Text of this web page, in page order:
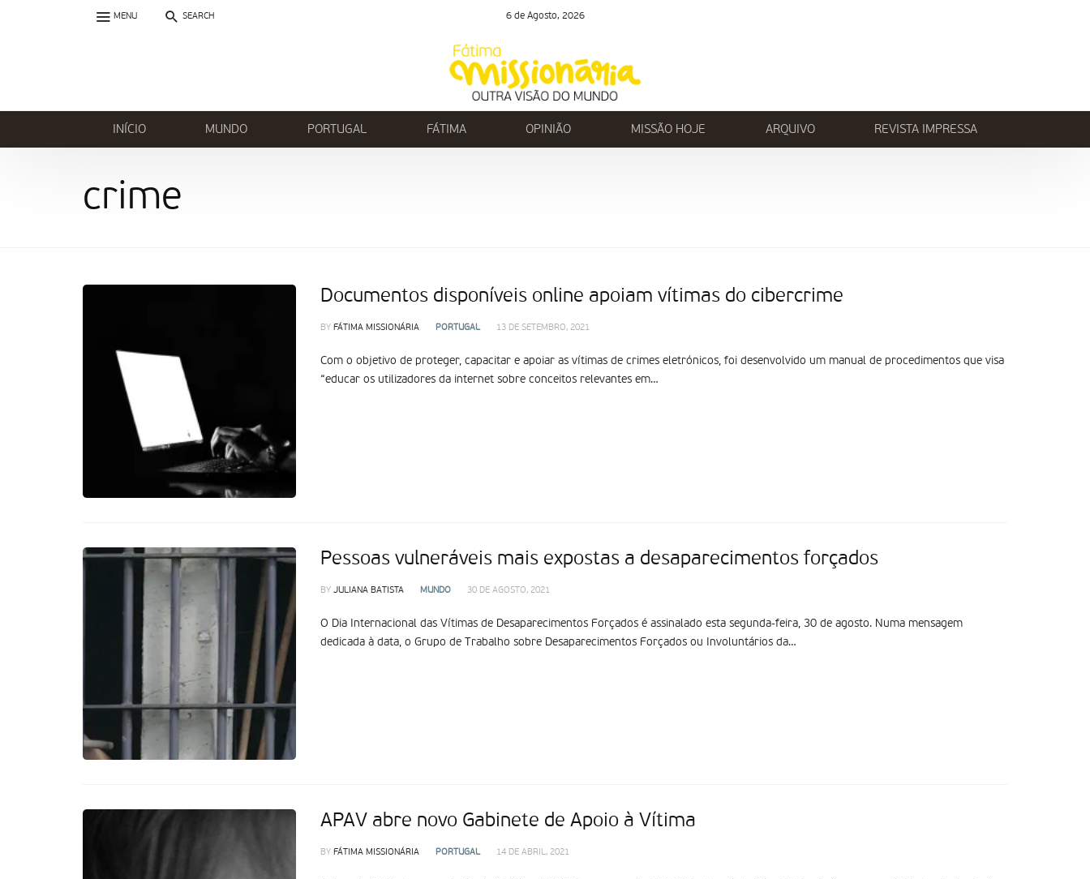
6 de Agosto, 2026
MENU SEARCH
INÍCIO MUNDO PORTUGAL FÁTIMA OPINIÃO MISSÃO HOJE ARQUIVO REVISTA IMPRESSA
crime
Documentos disponíveis online apoiam vítimas do cibercrime
BY FÁTIMA MISSIONÁRIA PORTUGAL 13 DE SETEMBRO, 2021
Com o objetivo de proteger, capacitar e apoiar as vítimas de crimes eletrónicos, foi desenvolvido um manual de procedimentos que visa
“educar os utilizadores da internet sobre conceitos relevantes em…
Pessoas vulneráveis mais expostas a desaparecimentos forçados
BY JULIANA BATISTA MUNDO 30 DE AGOSTO, 2021
O Dia Internacional das Vítimas de Desaparecimentos Forçados é assinalado esta segunda-feira, 30 de agosto. Numa mensagem
dedicada à data, o Grupo de Trabalho sobre Desaparecimentos Forçados ou Involuntários da…
APAV abre novo Gabinete de Apoio à Vítima
BY FÁTIMA MISSIONÁRIA PORTUGAL 14 DE ABRIL, 2021